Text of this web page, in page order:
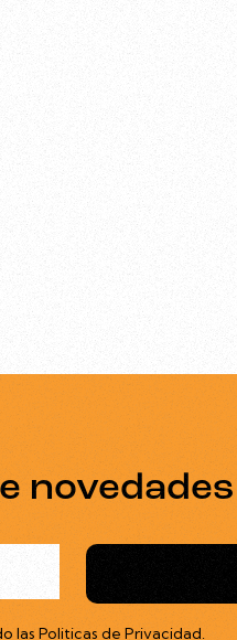
novedades
lasPoliticas de Privacidad.